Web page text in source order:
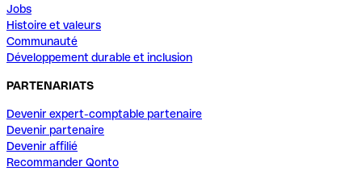
Jobs
Histoire et valeurs
Communauté
Développement durable et inclusion
PARTENARIATS
Devenir expert-comptable partenaire
Devenir partenaire
Devenir affilié
Recommander Qonto